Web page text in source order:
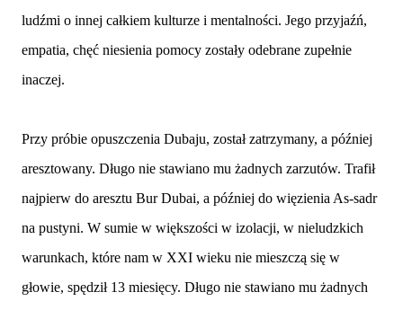
ludźmi o innej całkiem kulturze i mentalności. Jego przyjaźń,
empatia, chęć niesienia pomocy zostały odebrane zupełnie
inaczej.
Przy próbie opuszczenia Dubaju, został zatrzymany, a później
aresztowany. Długo nie stawiano mu żadnych zarzutów. Trafił
najpierw do aresztu Bur Dubai, a później do więzienia As-sadr
na pustyni. W sumie w większości w izolacji, w nieludzkich
warunkach, które nam w XXI wieku nie mieszczą się w
głowie, spędził 13 miesięcy. Długo nie stawiano mu żadnych